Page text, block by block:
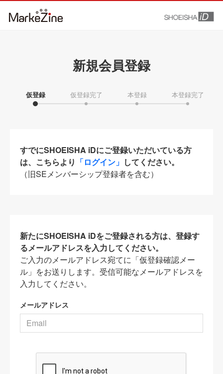
新規会員登録
仮登録 仮登録完了 本登録 本登録完了
すでにSHOEISHA iDにご登録いただいている方
は、こちらより 「ログイン」 してください。
（旧SEメンバーシップ登録者を含む）
新たにSHOEISHA iDをご登録される方は、登録す
るメールアドレスを入力してください。
ご入力のメールアドレス宛てに「仮登録確認メー
ル」をお送りします。受信可能なメールアドレスを
入力してください。
メールアドレス